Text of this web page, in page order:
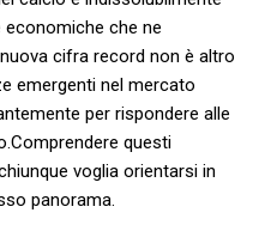
economiche che ne
cifra record non è ⁤altro
emergenti nel ⁢mercato
per rispondere alle
questi
‌voglia orientarsi in
⁢panorama.